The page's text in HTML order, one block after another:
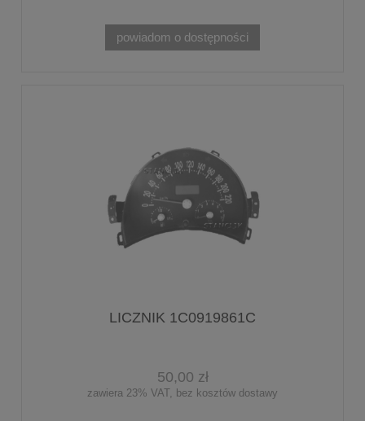
powiadom o dostępności
LICZNIK 1C0919861C
50,00 zł
zawiera 23% VAT, bez kosztów dostawy